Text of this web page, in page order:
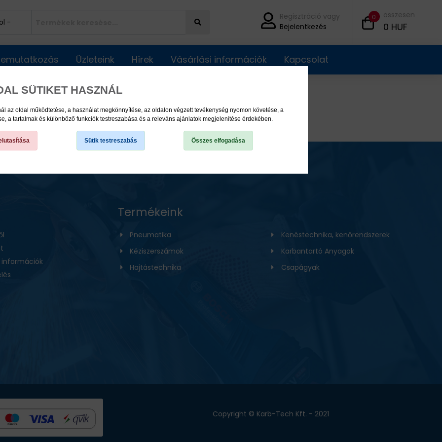
SÜTIKET HASZNÁL
az oldal működtetése, a használat megkönnyítése, az oldalon végzett tevékenység nyomon követése, a
a tartalmak és különböző funkciók testreszabása és a releváns ajánlatok megjelenítése érdekében.
Sütik testreszabás Összes elfogadása
Regisztráció vagy
Bejelentkezés
0 összesen
0 HUF
Üzleteink Hírek Vásárlási információk Kapcsolat
információk
Termékeink
Pneumatika
Kéziszerszámok
Hajtástechnika
Kenéstechnika, kenőrendszerek
Karbantartó Anyagok
Csapágyak
Copyright © Karb-Tech Kft. - 2021